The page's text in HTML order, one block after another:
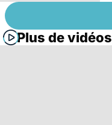
Plus de vidéos